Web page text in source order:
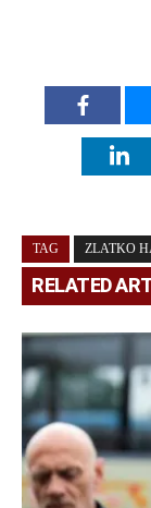
TAG ZLATKO
RELATED